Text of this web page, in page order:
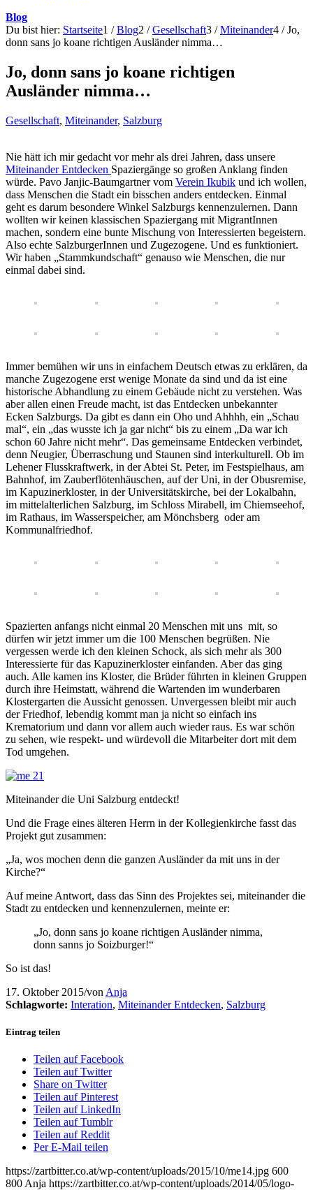
Blog
Du bist hier: Startseite1 / Blog2 / Gesellschaft3 / Miteinander4 / Jo,
donn sans jo koane richtigen Ausländer nimma…
Jo, donn sans jo koane richtigen
Ausländer nimma…
Gesellschaft, Miteinander, Salzburg
Nie hätt ich mir gedacht vor mehr als drei Jahren, dass unsere
Miteinander Entdecken Spaziergänge so großen Anklang finden
würde. Pavo Janjic-Baumgartner vom Verein Ikubik und ich wollen,
dass Menschen die Stadt ein bisschen anders entdecken. Einmal
geht es darum besondere Winkel Salzburgs kennenzulernen. Dann
wollten wir keinen klassischen Spaziergang mit MigrantInnen
machen, sondern eine bunte Mischung von Interessierten begeistern.
Also echte SalzburgerInnen und Zugezogene. Und es funktioniert.
Wir haben „Stammkundschaft“ genauso wie Menschen, die nur
einmal dabei sind.
Immer bemühen wir uns in einfachem Deutsch etwas zu erklären, da
manche Zugezogene erst wenige Monate da sind und da ist eine
historische Abhandlung zu einem Gebäude nicht zu verstehen. Was
aber allen einen Freude macht, ist das Entdecken unbekannter
Ecken Salzburgs. Da gibt es dann ein Oho und Ahhhh, ein „Schau
mal“, ein „das wusste ich ja gar nicht“ bis zu einem „Da war ich
schon 60 Jahre nicht mehr“. Das gemeinsame Entdecken verbindet,
denn Neugier, Überraschung und Staunen sind interkulturell. Ob im
Lehener Flusskraftwerk, in der Abtei St. Peter, im Festspielhaus, am
Bahnhof, im Zauberflötenhäuschen, auf der Uni, in der Obusremise,
im Kapuzinerkloster, in der Universitätskirche, bei der Lokalbahn,
im mittelalterlichen Salzburg, im Schloss Mirabell, im Chiemseehof,
im Rathaus, im Wasserspeicher, am Mönchsberg oder am
Kommunalfriedhof.
Spazierten anfangs nicht einmal 20 Menschen mit uns mit, so
dürfen wir jetzt immer um die 100 Menschen begrüßen. Nie
vergessen werde ich den kleinen Schock, als sich mehr als 300
Interessierte für das Kapuzinerkloster einfanden. Aber das ging
auch. Alle kamen ins Kloster, die Brüder führten in kleinen Gruppen
durch ihre Heimstatt, während die Wartenden im wunderbaren
Klostergarten die Aussicht genossen. Unvergessen bleibt mir auch
der Friedhof, lebendig kommt man ja nicht so einfach ins
Krematorium und dann vor allem auch wieder raus. Es war schön
zu sehen, wie respekt- und würdevoll die Mitarbeiter dort mit dem
Tod umgehen.
Miteinander die Uni Salzburg entdeckt!
Und die Frage eines älteren Herrn in der Kollegienkirche fasst das
Projekt gut zusammen:
„Ja, wos mochen denn die ganzen Ausländer da mit uns in der
Kirche?“
Auf meine Antwort, dass das Sinn des Projektes sei, miteinander die
Stadt zu entdecken und kennenzulernen, meinte er:
„Jo, donn sans jo koane richtigen Ausländer nimma,
donn sanns jo Soizburger!“
So ist das!
17. Oktober 2015/von Anja
Schlagworte: Interation, Miteinander Entdecken, Salzburg
Eintrag teilen
Teilen auf Facebook
Teilen auf Twitter
Share on Twitter
Teilen auf Pinterest
Teilen auf LinkedIn
Teilen auf Tumblr
Teilen auf Reddit
Per E-Mail teilen
https://zartbitter.co.at/wp-content/uploads/2015/10/me14.jpg 600
800 Anja https://zartbitter.co.at/wp-content/uploads/2014/05/logo-